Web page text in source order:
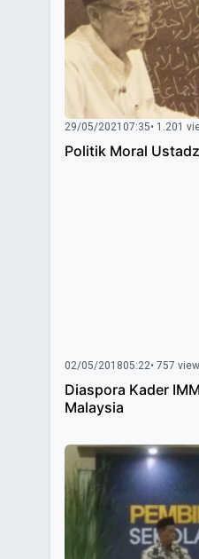
29/05/202107:35• 1.201
Politik Moral
02/05/201805:22• 757
Diaspora Kader
Malaysia